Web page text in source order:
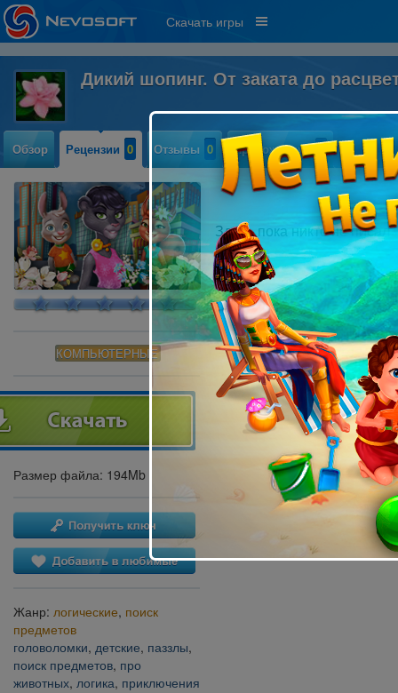
Скачать игры
Дикий шопинг. От заката до
Обзор Рецензии 0 Отзывы 0 Прохождение 0
КОМПЬЮТЕРНЫЕ
Размер файла: 194Mb
Жанр: логические, поиск
предметов
головоломки, детские, паззлы,
поиск предметов, про
животных, логика, приключения
Здесь пока никто не писал